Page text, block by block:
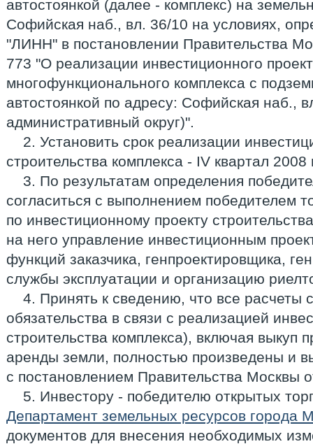
автостоянкой (далее - комплекс) на
Софийская наб., вл. 36/10 на условиях,
"ЛИНН" в постановлении Правительства
773 "О реализации инвестиционного
многофункционального комплекса с
автостоянкой по адресу: Софийская наб.,
административный округ)".
2. Установить срок реализации
строительства комплекса - IV квартал 2008
3. По результатам определения
согласиться с выполнением победителем
по инвестиционному проекту
на него управление инвестиционным
функций заказчика, генпроектировщика,
службы эксплуатации и организацию
4. Принять к сведению, что все расчеты
обязательства в связи с реализацией
строительства комплекса), включая выкуп
аренды земли, полностью произведены и
с постановлением Правительства Москвы
5. Инвестору - победителю открытых
Департамент земельных ресурсов города
документов для внесения необходимых